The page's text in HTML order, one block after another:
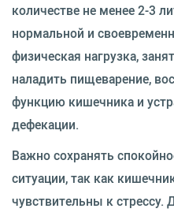
количестве не менее 2-3
нормальной и
физическая нагрузка,
наладить пищеварение,
функцию кишечника и
дефекации.
Важно сохранять
ситуации, так как
чувствительны к